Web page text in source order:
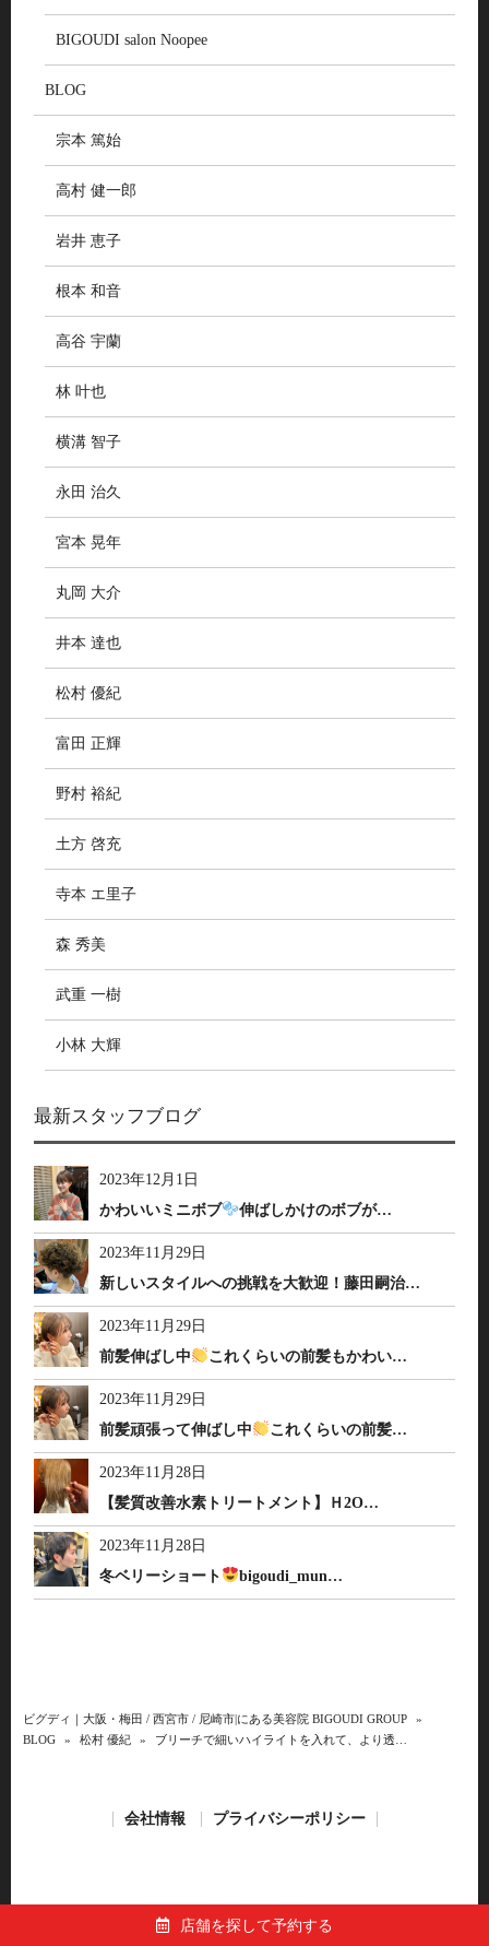
店舗を探して予約する
BIGOUDI salon Noopee
BLOG
宗本 篤始
高村 健一郎
岩井 恵子
根本 和音
高谷 宇蘭
林 叶也
横溝 智子
永田 治久
宮本 晃年
丸岡 大介
井本 達也
松村 優紀
富田 正輝
野村 裕紀
土方 啓充
寺本 エ里子
森 秀美
武重 一樹
小林 大輝
最新スタッフブログ
2023年12月1日
かわいいミニボブ
伸ばしかけのボブが…
2023年11月29日
新しいスタイルへの挑戦を大歓迎！藤田嗣治…
2023年11月29日
前髪伸ばし中
これくらいの前髪もかわい…
2023年11月29日
前髪頑張って伸ばし中
これくらいの前髪…
2023年11月28日
【髪質改善水素トリートメント】Ｈ2O…
2023年11月28日
冬ベリーショート
bigoudi_mun…
ビグディ｜大阪・梅田 / 西宮市 / 尼崎市|にある美容院 BIGOUDI GROUP
»
BLOG
» 松村 優紀 » ブリーチで細いハイライトを入れて、より透…
会社情報 プライバシーポリシー